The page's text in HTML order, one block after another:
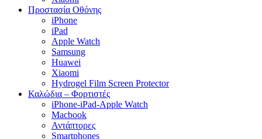
Προστασία Οθόνης
iPhone
iPad
Apple Watch
Samsung
Huawei
Xiaomi
Hydrogel Film Screen Protector
Καλώδια – Φορτιστές
iPhone-iPad-Apple Watch
Macbook
Αντάπτορες
Smartphones